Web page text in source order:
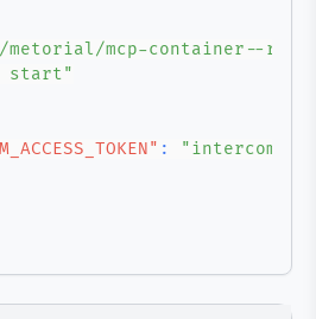
mcp-container--
start"
:
"intercom-